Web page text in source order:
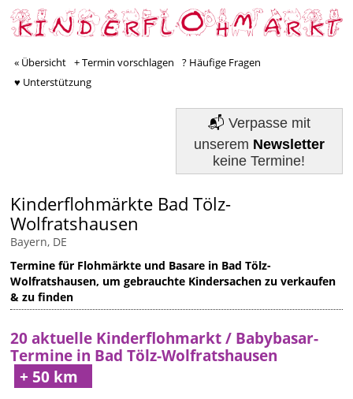
« Übersicht + Termin vorschlagen
? Häufige Fragen
♥ Unterstützung
📬 Verpasse mit
unserem Newsletter
keine Termine!
Kinderflohmärkte Bad Tölz-
Wolfratshausen
Bayern, DE
Termine für Flohmärkte und Basare in Bad Tölz-
Wolfratshausen, um gebrauchte Kindersachen zu verkaufen
& zu finden
20 aktuelle Kinderflohmarkt / Babybasar-
Termine in Bad Tölz-Wolfratshausen